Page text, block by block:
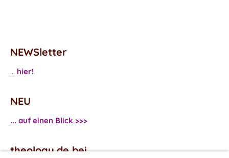
NEWSletter
... hier!
NEU
... auf einen Blick >>>
theology.de bei